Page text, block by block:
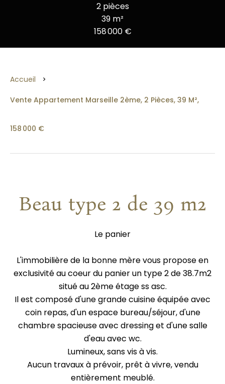
2 pièces
39 m²
158 000 €
Accueil
Vente Appartement Marseille 2ème, 2 Pièces, 39 M²,
158 000 €
Beau type 2 de 39 m2
Le panier
L'immobilière de la bonne mère vous propose en
exclusivité au coeur du panier un type 2 de 38.7m2
situé au 2ème étage ss asc.
Il est composé d'une grande cuisine équipée avec
coin repas, d'un espace bureau/séjour, d'une
chambre spacieuse avec dressing et d'une salle
d'eau avec wc.
Lumineux, sans vis à vis.
Aucun travaux à prévoir, prêt à vivre, vendu
entièrement meublé.